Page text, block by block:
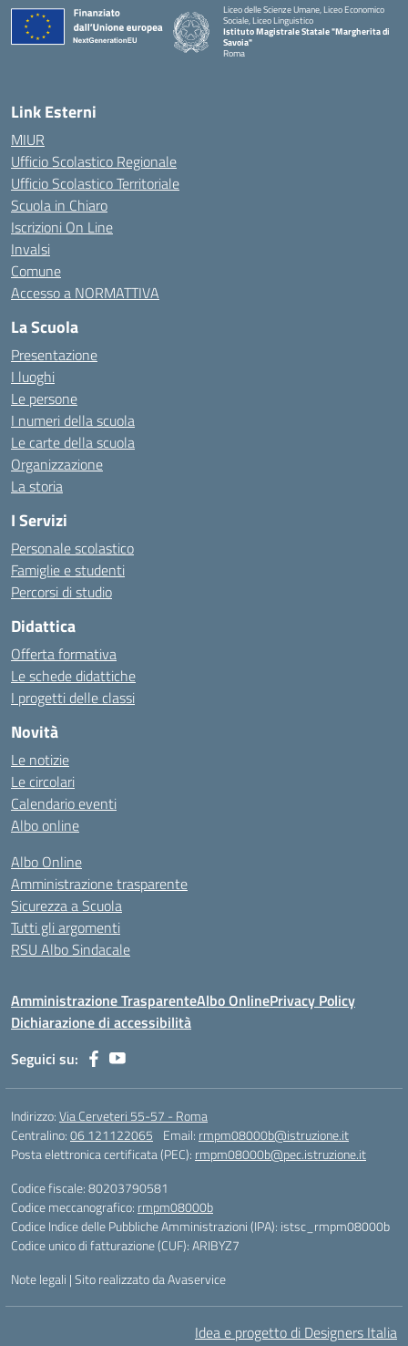
Liceo delle Scienze Umane, Liceo Economico
Sociale, Liceo Linguistico
Istituto Magistrale Statale "Margherita di
Savoia"
Roma
Link Esterni
MIUR
Ufficio Scolastico Regionale
Ufficio Scolastico Territoriale
Scuola in Chiaro
Iscrizioni On Line
Invalsi
Comune
Accesso a NORMATTIVA
La Scuola
Presentazione
I luoghi
Le persone
I numeri della scuola
Le carte della scuola
Organizzazione
La storia
I Servizi
Personale scolastico
Famiglie e studenti
Percorsi di studio
Didattica
Offerta formativa
Le schede didattiche
I progetti delle classi
Novità
Le notizie
Le circolari
Calendario eventi
Albo online
Albo Online
Amministrazione trasparente
Sicurezza a Scuola
Tutti gli argomenti
RSU Albo Sindacale
Amministrazione TrasparenteAlbo OnlinePrivacy Policy
Dichiarazione di accessibilità
Seguici su:
Indirizzo:Via Cerveteri 55-57 - Roma
Centralino:06 121122065 Email: rmpm08000b@istruzione.it
Posta elettronica certificata (PEC): rmpm08000b@pec.istruzione.it
Codice fiscale: 80203790581
Codice meccanografico: rmpm08000b
Codice Indice delle Pubbliche Amministrazioni (IPA): istsc_rmpm08000b
Codice unico di fatturazione (CUF): ARIBYZ7
Note legali |Sito realizzato da Avaservice
Idea e progetto di Designers Italia